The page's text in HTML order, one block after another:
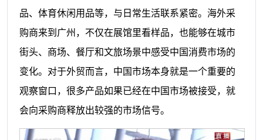
品、体育休闲用品等，与日常生活联系紧密。海外采
购商来到广州，不仅在展馆里看样品，也能够在城市
街头、商场、餐厅和文旅场景中感受中国消费市场的
变化。对于外贸而言，中国市场本身就是一个重要的
观察窗口，很多产品如果已经在中国市场被接受，就
会向采购商释放出较强的市场信号。